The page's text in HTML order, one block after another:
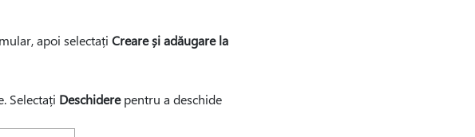
apoi selectați Creare și adăugare la
Selectați Deschiderepentru a deschide